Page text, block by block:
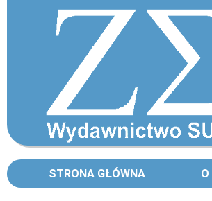
STRONA GŁÓWNA O